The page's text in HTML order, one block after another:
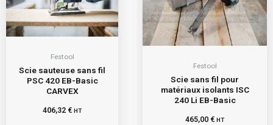
Festool
Scie sauteuse sans fil
PSC 420 EB-Basic
CARVEX
406,32 € HT
Festool
Scie sans fil pour
matériaux isolants ISC
240 Li EB-Basic
465,00 € HT